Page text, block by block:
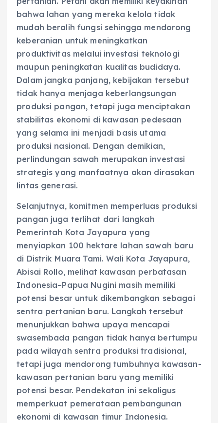
bahwa lahan yang mereka kelola tidak
mudah beralih fungsi sehingga mendorong
keberanian untuk meningkatkan
produktivitas melalui investasi teknologi
maupun peningkatan kualitas budidaya.
Dalam jangka panjang, kebijakan tersebut
tidak hanya menjaga keberlangsungan
produksi pangan, tetapi juga menciptakan
stabilitas ekonomi di kawasan pedesaan
yang selama ini menjadi basis utama
produksi nasional. Dengan demikian,
perlindungan sawah merupakan investasi
strategis yang manfaatnya akan dirasakan
lintas generasi.
Selanjutnya, komitmen memperluas produksi
pangan juga terlihat dari langkah
Pemerintah Kota Jayapura yang
menyiapkan 100 hektare lahan sawah baru
di Distrik Muara Tami. Wali Kota Jayapura,
Abisai Rollo, melihat kawasan perbatasan
Indonesia–Papua Nugini masih memiliki
potensi besar untuk dikembangkan sebagai
sentra pertanian baru. Langkah tersebut
menunjukkan bahwa upaya mencapai
swasembada pangan tidak hanya bertumpu
pada wilayah sentra produksi tradisional,
tetapi juga mendorong tumbuhnya kawasan-
kawasan pertanian baru yang memiliki
potensi besar. Pendekatan ini sekaligus
memperkuat pemerataan pembangunan
ekonomi di kawasan timur Indonesia.